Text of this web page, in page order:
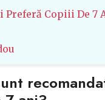
Preferă Copiii De 7